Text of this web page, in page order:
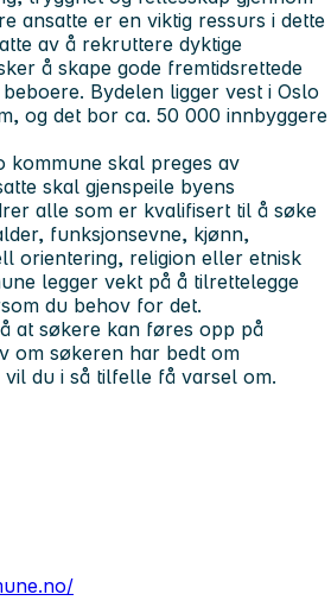
ansatte er en viktig ressurs i dette
av å rekruttere dyktige
å skape gode fremtidsrettede
Bydelen ligger vest i Oslo
og det bor ca. 50 000 innbyggere
kommune skal preges av
skal gjenspeile byens
alle som er kvalifisert til å søke
funksjonsevne, kjønn,
orientering, religion eller etnisk
legger vekt på å tilrettelegge
du behov for det.
at søkere kan føres opp på
om søkeren har bedt om
du i så tilfelle få varsel om.